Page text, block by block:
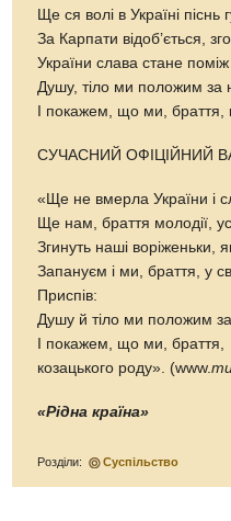
Ще ся волі в Україні піснь
За Карпати відоб’ється,
України слава стане
Душу, тіло ми положим за
І покажем, що ми, браття,
СУЧАСНИЙ ОФІЦІЙНИЙ
«Ще не вмерла України і
Ще нам, браття молодії,
Згинуть наші воріженьки,
Запануєм і ми, браття, у
Приспів:
Душу й тіло ми положим
І покажем, що ми, браття,
козацького роду». (www.
«Рідна країна»
Розділи: Суспільство